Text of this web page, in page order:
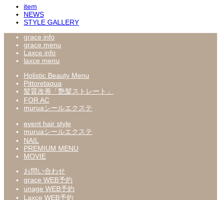
item
NEWS
STYLE GALLERY
grace info
grace menu
Laxce info
laxce menu
Holistic Beauty Menu
Pittoretaqua
髪質改善「艶髪ストレート」
FOR AC
muruaシールエクステ
event hair style
muruaシールエクステ
NAIL
PREMIUM MENU
MOVIE
お問い合わせ
grace WEB予約
unage WEB予約
Laxce WEB予約